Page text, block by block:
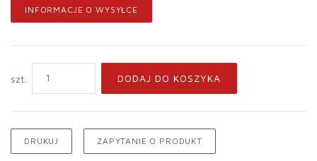
INFORMACJE O WYSYŁCE
szt. DODAJ DO KOSZYKA
DRUKUJ ZAPYTANIE O PRODUKT